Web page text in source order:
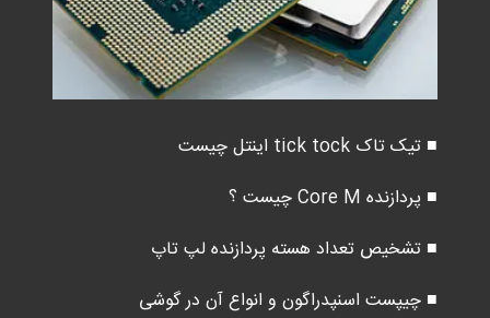
■ تیک تاک tick tock اینتل چیست
■ پردازنده Core M چیست ؟
■ تشخیص تعداد هسته پردازنده لپ تاپ
■ چیپست اسنپدراگون و انواع آن در گوشی